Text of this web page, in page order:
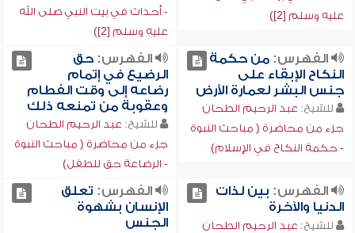
عليه وسلم [2])
- أحداث في بيت النبي صلى الله
عليه وسلم [2])
الفهرس:من حكمة
النكاح الإبقاء على
جنس البشر لعمارة الأرض
للشيخ: عبد الرحيم الطحان
جزء من محاضرة ( مباحث النبوة
- حكمة النكاح في الإسلام)
الفهرس:حق
الرضيع في إتمام
رضاعه إلى وقت الفطام
وعقوبة من تمنعه ذلك
للشيخ: عبد الرحيم الطحان
جزء من محاضرة ( مباحث النبوة
- الرضاعة حق للطفل)
الفهرس: بين لذات
الدنيا والآخرة
للشيخ: عبد الرحيم الطحان
الفهرس: تعلق
الإنسان بشهوة
الجنس